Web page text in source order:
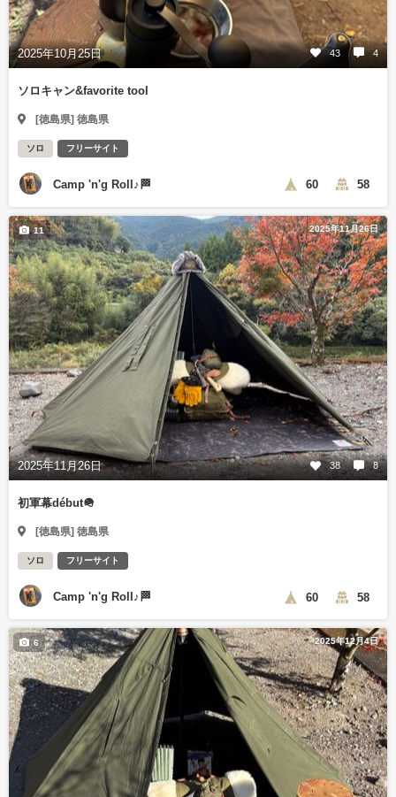
2025年10月25日 43 4
ソロキャン&favorite tool
[徳島県] 徳島県
ソロ フリーサイト
Camp 'n'g Roll♪🏁 60 58
2025年11月26日
2025年11月26日 38 8
11
初軍幕début🪖
[徳島県] 徳島県
ソロ フリーサイト
Camp 'n'g Roll♪🏁 60 58
2025年12月4日
6